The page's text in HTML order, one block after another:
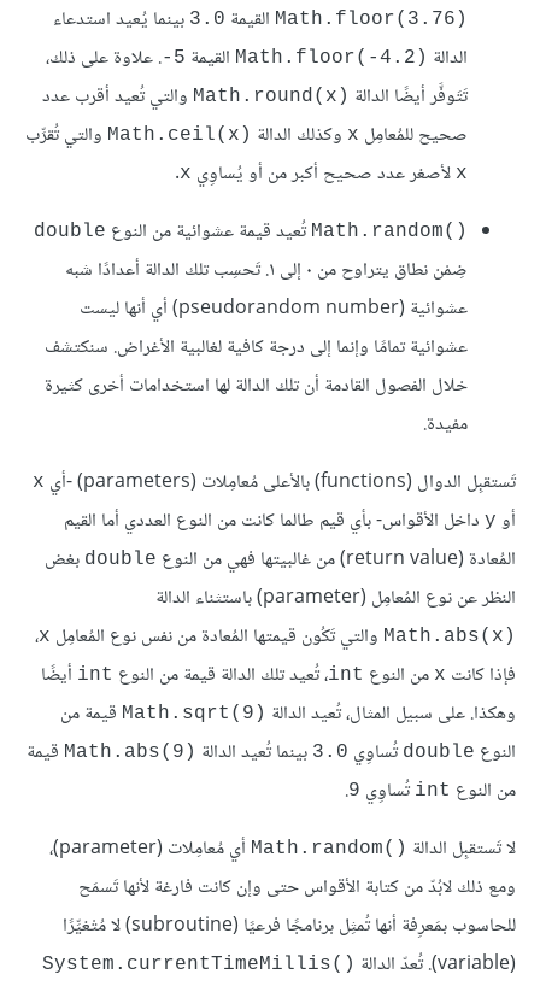
Math.floor(3.76)‎ القيمة 3.0 بينما يُعيد استدعاء
الدالة Math.floor(-4.2)‎ القيمة ‎-5. علاوة على ذلك،
تَتَوفَّر أيضًا الدالة Math.round(x)‎ والتي تُعيد أقرب عدد
صحيح للمُعامِل x وكذلك الدالة Math.ceil(x)‎ والتي تُقرِّب
x لأصغر عدد صحيح أكبر من أو يُساوِي x
.
Math.random()‎ تُعيد قيمة عشوائية من النوع double
ضِمْن نطاق يتراوح من ٠ إلى ١. تَحسِب تلك الدالة أعدادًا شبه
عشوائية (pseudorandom number) أي أنها ليست
عشوائية تمامًا وإنما إلى درجة كافية لغالبية الأغراض. سنكتشف
خلال الفصول القادمة أن تلك الدالة لها استخدامات أخرى كثيرة
مفيدة.
تَستقبِل الدوال (functions) بالأعلى مُعامِلات (parameters) -أي
x
أو y داخل الأقواس- بأي قيم طالما كانت من النوع العددي أما القيم
المُعادة (return value) من غالبيتها فهي من النوع
double بغض
النظر عن نوع المُعامِل (parameter) باستثناء الدالة
Math.abs(x)‎ والتي تَكُون قيمتها المُعادة من نفس نوع المُعامِل x،
فإذا كانت x من النوع int، تُعيد تلك الدالة قيمة من النوع int أيضًا
وهكذا. على سبيل المثال، تُعيد الدالة Math.sqrt(9)‎ قيمة من
النوع double تُساوِي 3.0 بينما تُعيد الدالة Math.abs(9)‎ قيمة
من النوع int تُساوِي 9
.
لا تَستقبِل الدالة Math.random()‎
أي مُعامِلات (parameter)،
ومع ذلك لابُدّ من كتابة الأقواس حتى وإن كانت فارغة لأنها تَسمَح
للحاسوب بمَعرِفة أنها تُمثِل برنامجًا فرعيًا (subroutine) لا مُتْغيِّرًا
(variable). تُعدّ الدالة
System.currentTimeMillis()‎